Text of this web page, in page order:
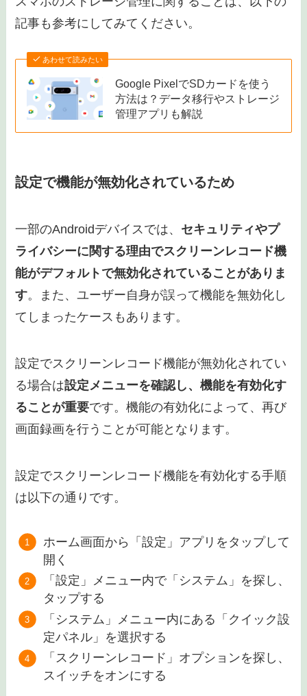
記事も参考にしてみてください。
あわせて読みたい
Google PixelでSDカードを使う
方法は？データ移行やストレージ
管理アプリも解説
設定で機能が無効化されているため
一部のAndroidデバイスでは、 セキュリティやプ
ライバシーに関する理由でスクリーンレコード機
能がデフォルトで無効化されていることがありま
す。また、ユーザー自身が誤って機能を無効化し
てしまったケースもあります。
設定でスクリーンレコード機能が無効化されてい
る場合は設定メニューを確認し、機能を有効化す
ることが重要です。機能の有効化によって、再び
画面録画を行うことが可能となります。
設定でスクリーンレコード機能を有効化する手順
は以下の通りです。
ホーム画面から「設定」アプリをタップして
開く
「設定」メニュー内で「システム」を探し、
タップする
「システム」メニュー内にある「クイック設
定パネル」を選択する
「スクリーンレコード」オプションを探し、
スイッチをオンにする